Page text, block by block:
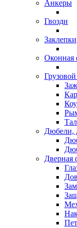
Анкеры
Гвозди
Заклепки
Оконная
Дюбели,
Дверная